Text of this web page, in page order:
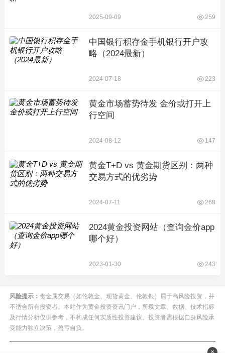
2025-09-09 259
中国银行积存金手机银行开户攻
略（2024最新）
2024-07-18 223
黄金市场蓄势待发 金价或打开上
行空间
2024-08-12 147
黄金T+D vs 黄金期货区别：两种
交易方式的优劣势
2024-07-11 268
2024黄金投资网站（查询金价app
哪个好）
2023-01-30 243
风险提示： 贵金属交易（如伦敦金、现货黄金、伦敦银）属于高风险投资，并
不适合所有投资者。本站作为黄金投资资讯门户，所载文章、数据、技术指标
及行情分析仅供参考，不构成任何实质性投资建议。投资者需根据自身风险承
受能力独立决策，盈亏自负。